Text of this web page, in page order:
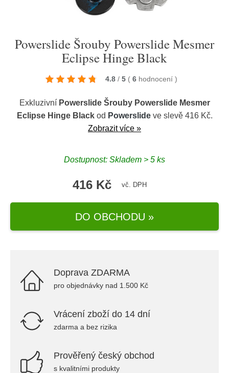
Powerslide Šrouby Powerslide Mesmer
Eclipse Hinge Black
4.8 / 5 ( 6 hodnocení )
Exkluzivní Powerslide Šrouby Powerslide Mesmer
Eclipse Hinge Blackod Powerslideve slevě 416 Kč.
Zobrazit více »
Dostupnost: Skladem > 5 ks
416 Kč vč. DPH
DO OBCHODU »
Doprava ZDARMA
pro objednávky nad 1.500 Kč
Vrácení zboží do 14 dní
zdarma a bez rizika
Prověřený český obchod
s kvalitními produkty